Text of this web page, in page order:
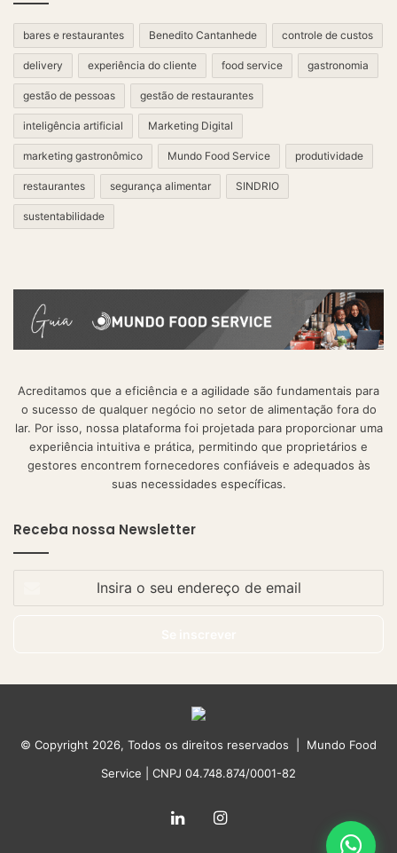
bares e restaurantes Benedito Cantanhede controle de custos
delivery experiência do cliente food service gastronomia
gestão de pessoas gestão de restaurantes
inteligência artificial Marketing Digital
marketing gastronômico Mundo Food Service produtividade
restaurantes segurança alimentar SINDRIO
sustentabilidade
Acreditamos que a eficiência e a agilidade são fundamentais para
o sucesso de qualquer negócio no setor de alimentação fora do
lar. Por isso, nossa plataforma foi projetada para proporcionar uma
experiência intuitiva e prática, permitindo que proprietários e
gestores encontrem fornecedores confiáveis e adequados às
suas necessidades específicas.
Receba nossa Newsletter
© Copyright 2026, Todos os direitos reservados | Mundo Food
Service | CNPJ 04.748.874/0001-82
LinkedinInstagram